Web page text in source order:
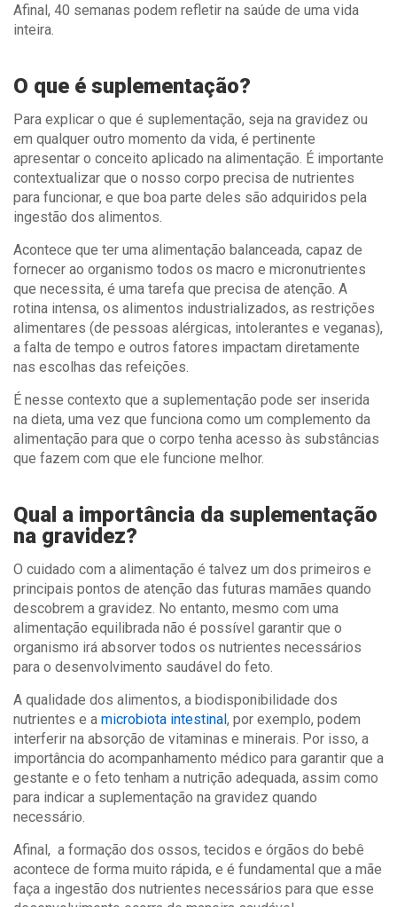
Afinal, 40 semanas podem refletir na saúde de uma vida
inteira.
O que é suplementação?
Para explicar o que é suplementação, seja na gravidez ou
em qualquer outro momento da vida, é pertinente
apresentar o conceito aplicado na alimentação. É importante
contextualizar que o nosso corpo precisa de nutrientes
para funcionar, e que boa parte deles são adquiridos pela
ingestão dos alimentos.
Acontece que ter uma alimentação balanceada, capaz de
fornecer ao organismo todos os macro e micronutrientes
que necessita, é uma tarefa que precisa de atenção. A
rotina intensa, os alimentos industrializados, as restrições
alimentares (de pessoas alérgicas, intolerantes e veganas),
a falta de tempo e outros fatores impactam diretamente
nas escolhas das refeições.
É nesse contexto que a suplementação pode ser inserida
na dieta, uma vez que funciona como um complemento da
alimentação para que o corpo tenha acesso às substâncias
que fazem com que ele funcione melhor.
Qual a importância da suplementação
na gravidez?
O cuidado com a alimentação é talvez um dos primeiros e
principais pontos de atenção das futuras mamães quando
descobrem a gravidez. No entanto, mesmo com uma
alimentação equilibrada não é possível garantir que o
organismo irá absorver todos os nutrientes necessários
para o desenvolvimento saudável do feto.
A qualidade dos alimentos, a biodisponibilidade dos
nutrientes e a microbiota intestinal, por exemplo, podem
interferir na absorção de vitaminas e minerais. Por isso, a
importância do acompanhamento médico para garantir que a
gestante e o feto tenham a nutrição adequada, assim como
para indicar a suplementação na gravidez quando
necessário.
Afinal, a formação dos ossos, tecidos e órgãos do bebê
acontece de forma muito rápida, e é fundamental que a mãe
faça a ingestão dos nutrientes necessários para que esse